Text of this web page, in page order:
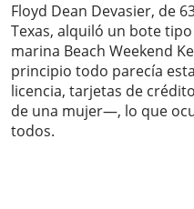
Floyd Dean Devasier, de
Texas, alquiló un bote
marina Beach Weekend
principio todo parecía
licencia, tarjetas de
de una mujer—, lo que
todos.